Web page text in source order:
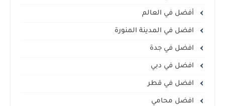
أفضل في العالم
افضل في المدينة المنورة
افضل في جدة
افضل في دبي
افضل في قطر
افضل محامي